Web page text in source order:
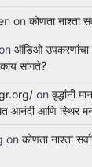
on कोणता नाश्ता
ऑडिओ उपकरणांचा
काय सांगते?
on वृद्धांनी
आनंदी आणि स्थिर
on कोणता नाश्ता